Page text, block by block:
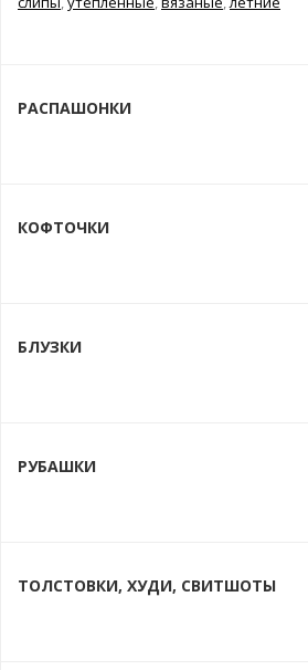
РАСПАШОНКИ
КОФТОЧКИ
БЛУЗКИ
РУБАШКИ
ТОЛСТОВКИ, ХУДИ, СВИТШОТЫ